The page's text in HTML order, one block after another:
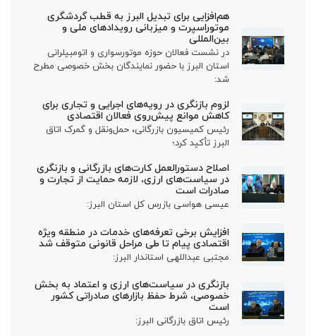
هم‌افزایی برای تبدیل البرز به قطب گردشگری
موتوراسپرت و میزبانی رویدادهای ملی و
بین‌المللی
در نشست فعالان حوزه موتورسواری و اتومبیلرانی
استان البرز با حضور نمایندگان بخش خصوصی مطرح
شد:
لزوم بازنگری در رویه‌های اجرایی و تجاری برای
کاهش موانع پیش‌روی فعالان اقتصادی
رئیس کمیسیون بازرگانی، حمل‌ونقل و گمرک اتاق
البرز تأکید کرد؛
اصلاح دستورالعمل کارت‌های بازرگانی و بازنگری
در سیاست‌های ارزی، لازمه حمایت از تجارت و
صادرات است
عیسی هواسی بازرس کل استان البرز:
افزایش برخی تعرفه‌های خدمات در منطقه ویژه
اقتصادی پیام تا طی مراحل قانونی متوقف شد
مجتبی عبداللهی استاندار البرز:
بازنگری در سیاست‌های ارزی و اعتماد به بخش
خصوصی، شرط حفظ بازارهای صادراتی کشور
است
رئیس اتاق بازرگانی البرز: